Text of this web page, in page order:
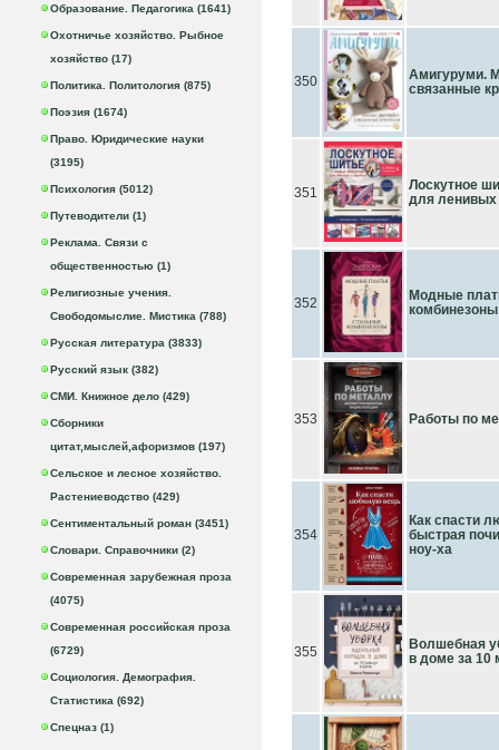
Образование. Педагогика (1641)
Охотничье хозяйство. Рыбное
хозяйство (17)
Политика. Политология (875)
Поэзия (1674)
Право. Юридические науки
(3195)
Психология (5012)
Путеводители (1)
Реклама. Связи с
общественностью (1)
Религиозные учения.
Свободомыслие. Мистика (788)
Русская литература (3833)
Русский язык (382)
СМИ. Книжное дело (429)
Сборники
цитат,мыслей,афоризмов (197)
Сельское и лесное хозяйство.
Растениеводство (429)
Сентиментальный роман (3451)
Словари. Справочники (2)
Современная зарубежная проза
(4075)
Современная российская проза
(6729)
Социология. Демография.
Статистика (692)
Спецназ (1)
350
Амигуруми.
связанные
351
Лоскутное
для ленивых
352
Модные
353 Работы по
354
Как спасти
быстрая
ноу-ха
355
Волшебная
в доме за 10